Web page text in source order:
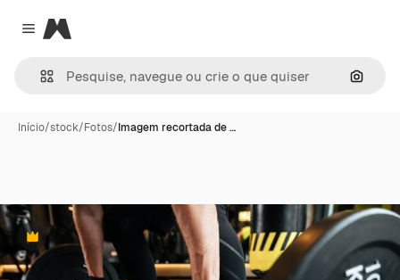
Close menu
Magnific
Início/stock/Fotos/Imagem recortada de …
Premium